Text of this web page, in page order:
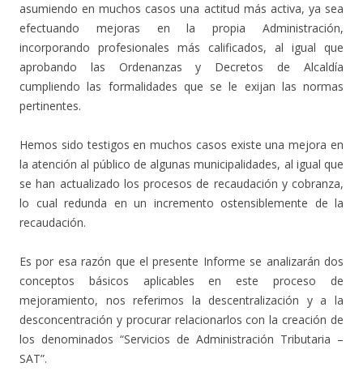
asumiendo en muchos casos una actitud más activa, ya sea
efectuando mejoras en la propia Administración,
incorporando profesionales más calificados, al igual que
aprobando las Ordenanzas y Decretos de Alcaldía
cumpliendo las formalidades que se le exijan las normas
pertinentes.
Hemos sido testigos en muchos casos existe una mejora en
la atención al público de algunas municipalidades, al igual que
se han actualizado los procesos de recaudación y cobranza,
lo cual redunda en un incremento ostensiblemente de la
recaudación.
Es por esa razón que el presente Informe se analizarán dos
conceptos básicos aplicables en este proceso de
mejoramiento, nos referimos la descentralización y a la
desconcentración y procurar relacionarlos con la creación de
los denominados “Servicios de Administración Tributaria –
SAT”.